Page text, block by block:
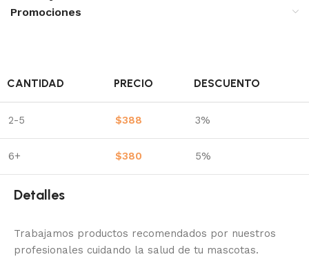
Promociones
CANTIDAD PRECIO DESCUENTO
2-5 $388 3%
6+ $380 5%
Detalles
Trabajamos productos recomendados por nuestros
profesionales cuidando la salud de tu mascotas.